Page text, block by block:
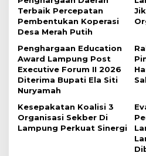
o
s
Terbaik Percepatan
Pembentukan Koperasi
Desa Merah Putih
Penghargaan Education
Award Lampung Post
Executive Forum II 2026
Diterima Bupati Ela Siti
Nuryamah
Kesepakatan Koalisi 3
Organisasi Sekber Di
Lampung Perkuat Sinergi